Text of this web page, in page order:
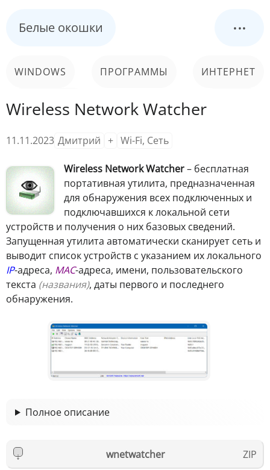
Белые окошки ...
WINDOWS ПРОГРАММЫ ИНТЕРНЕТ
КОМПЬЮТЕР
Wireless Network Watcher
11.11.2023 Дмитрий + Wi-Fi, Сеть
Wireless Network Watcher– бесплатная
портативная утилита, предназначенная
для обнаружения всех подключенных и
подключавшихся к локальной сети
устройств и получения о них базовых сведений.
Запущенная утилита автоматически сканирует сеть и
выводит список устройств с указанием их локального
IP-адреса, MAC-адреса, имени, пользовательского
текста (названия), даты первого и последнего
обнаружения.
Полное описание
wnetwatcher